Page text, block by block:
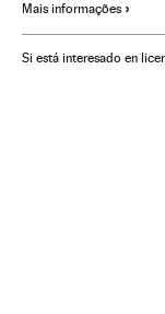
Ministério Saúde
Mais informações
Si está interesado en